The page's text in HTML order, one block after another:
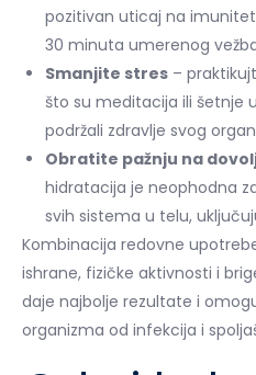
pozitivan uticaj na
30 minuta umerenog
Smanjite stres –
što su meditacija ili šetnje
podržali zdravlje svog
Obratite pažnju na
hidratacija je neophodna
svih sistema u telu,
Kombinacija redovne
ishrane, fizičke aktivnosti i
daje najbolje rezultate i
organizma od infekcija i